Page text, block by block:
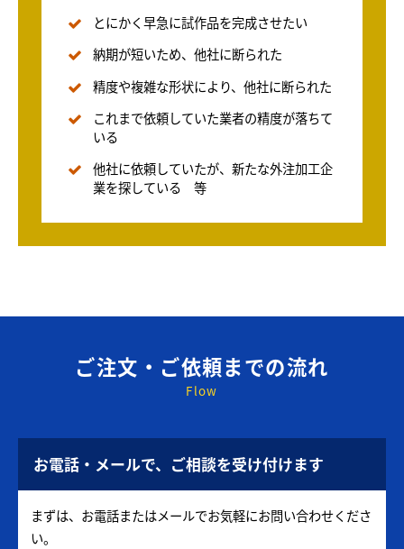
とにかく早急に試作品を完成させたい
納期が短いため、他社に断られた
精度や複雑な形状により、他社に断られた
これまで依頼していた業者の精度が落ちて
いる
他社に依頼していたが、新たな外注加工企
業を探している 等
ご注文・ご依頼までの流れ
Flow
お電話・メールで、ご相談を受け付けます
まずは、お電話またはメールでお気軽にお問い合わせくださ
い。